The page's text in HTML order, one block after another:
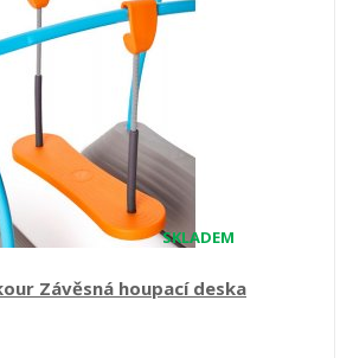
SKLADEM
Závěsná houpací deska